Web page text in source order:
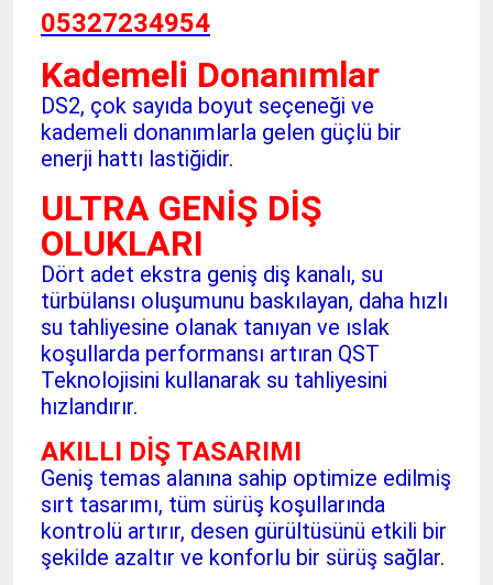
05327234954
Kademeli Donanımlar
DS2, çok sayıda boyut seçeneği ve
kademeli donanımlarla gelen güçlü bir
enerji hattı lastiğidir.
ULTRA GENİŞ DİŞ
OLUKLARI
Dört adet ekstra geniş diş kanalı, su
türbülansı oluşumunu baskılayan, daha hızlı
su tahliyesine olanak tanıyan ve ıslak
koşullarda performansı artıran QST
Teknolojisini kullanarak su tahliyesini
hızlandırır.
AKILLI DİŞ TASARIMI
Geniş temas alanına sahip optimize edilmiş
sırt tasarımı, tüm sürüş koşullarında
kontrolü artırır, desen gürültüsünü etkili bir
şekilde azaltır ve konforlu bir sürüş sağlar.